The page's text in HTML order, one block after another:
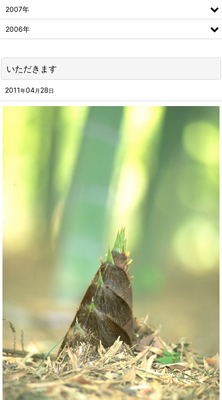
いただきます
2011年04月 28 日
2007年
2006年